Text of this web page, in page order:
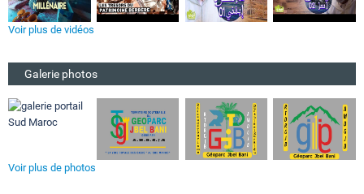
Voir plus de vidéos
Galerie photos
Voir plus de photos